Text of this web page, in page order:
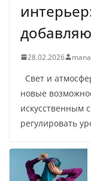
28.02.2026
Свет и
новые
искусственным
регулировать